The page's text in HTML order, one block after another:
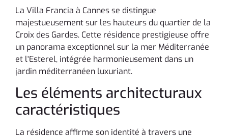
La Villa Francia à Cannes se distingue
majestueusement sur les hauteurs du quartier de la
Croix des Gardes. Cette résidence prestigieuse offre
un panorama exceptionnel sur la mer Méditerranée
et l'Esterel, intégrée harmonieusement dans un
jardin méditerranéen luxuriant.
Les éléments architecturaux
caractéristiques
La résidence affirme son identité à travers une